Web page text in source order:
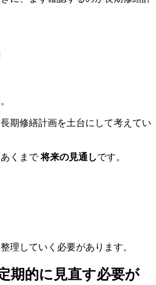
に見直す必要がある
期修繕計画を土台にして考えてい
あくまで将来の見通しです。
理していく必要があります。
期的に見直す必要が